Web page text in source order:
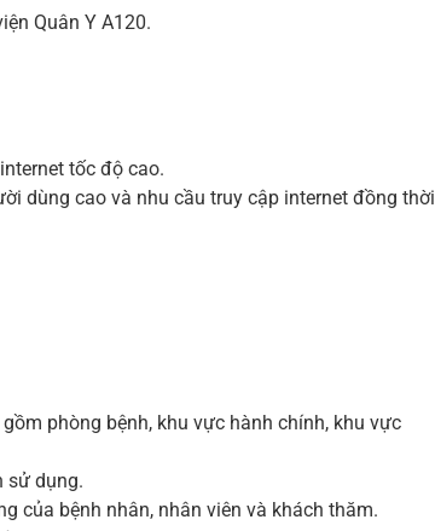
Quân Y A120.
tốc độ cao.
dùng cao và nhu cầu truy cập internet đồng thời
phòng bệnh, khu vực hành chính, khu vực
sử dụng.
của bệnh nhân, nhân viên và khách thăm.